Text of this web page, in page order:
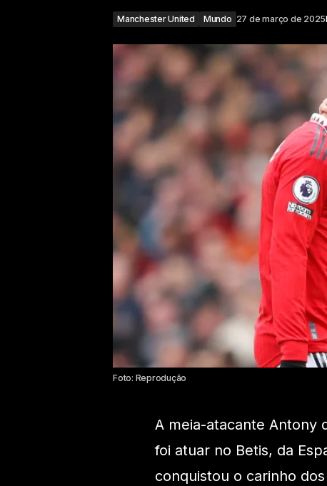
Manchester United Mundo 27 de março de 2025
Foto: Reprodução
A meia-atacante Antony
foi atuar no Betis, da
conquistou o carinho